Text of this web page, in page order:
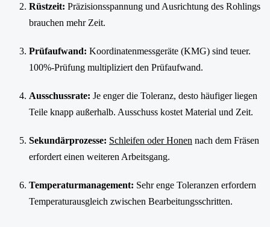
Rüstzeit: Präzisionsspannung und Ausrichtung des Rohlings
brauchen mehr Zeit.
Prüfaufwand: Koordinatenmessgeräte (KMG) sind teuer.
100%-Prüfung multipliziert den Prüfaufwand.
Ausschussrate: Je enger die Toleranz, desto häufiger liegen
Teile knapp außerhalb. Ausschuss kostet Material und Zeit.
Sekundärprozesse: Schleifen oder Honen nach dem Fräsen
erfordert einen weiteren Arbeitsgang.
Temperaturmanagement: Sehr enge Toleranzen erfordern
Temperaturausgleich zwischen Bearbeitungsschritten.